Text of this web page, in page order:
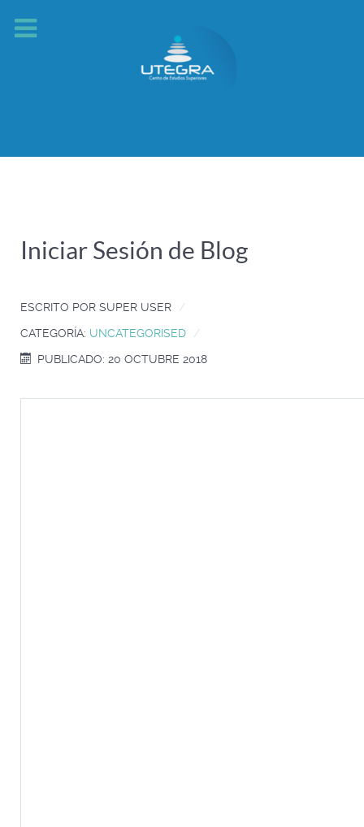
Iniciar Sesión de Blog
ESCRITO POR SUPER USER
CATEGORÍA: UNCATEGORISED
PUBLICADO: 20 OCTUBRE 2018